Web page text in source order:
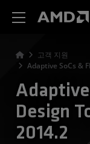
고객 지원
Adaptive SoCs &
Adaptive
Design
2014.2